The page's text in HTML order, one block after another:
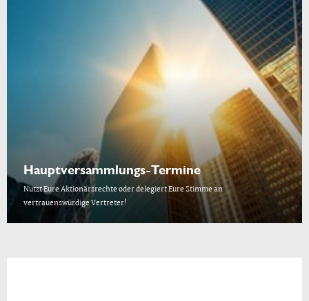
Hauptversammlungs-Termine
Nutzt Eure Aktionärsrechte oder delegiert Eure Stimme an
vertrauenswürdige Vertreter!